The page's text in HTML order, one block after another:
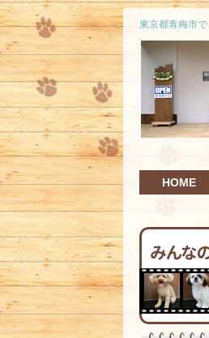
東京都青梅市
HOME